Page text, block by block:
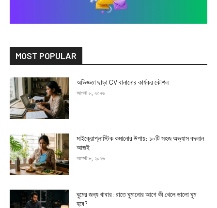
MOST POPULAR
অভিজ্ঞতা ছাড়া CV বানানোর কার্যকর কৌশল
আগস্ট ৮, ২০২৬
মাইক্রোপ্লাস্টিক কমানোর উপায়: ১০টি সহজ অভ্যাস বদলান
আজই
আগস্ট ৮, ২০২৬
ঘুমের জন্য খাবার: রাতে ঘুমানোর আগে কী খেলে ভালো ঘুম
হবে?